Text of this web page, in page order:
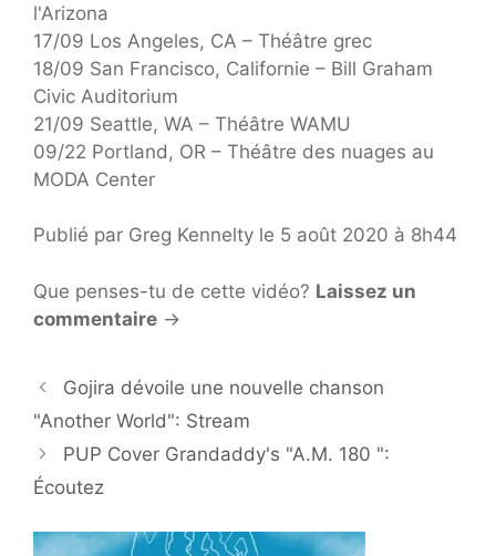
l'Arizona
17/09 Los Angeles, CA – Théâtre grec
18/09 San Francisco, Californie – Bill Graham
Civic Auditorium
21/09 Seattle, WA – Théâtre WAMU
09/22 Portland, OR – Théâtre des nuages ​​au
MODA Center
Publié par Greg Kennelty le 5 août 2020 à 8h44
Que penses-tu de cette vidéo? Laissez un
commentaire →
Gojira dévoile une nouvelle chanson
"Another World": Stream
PUP Cover Grandaddy's "A.M. 180 ":
Écoutez